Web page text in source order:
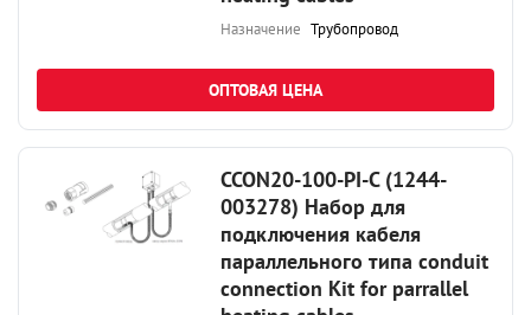
Назначение Трубопровод
ОПТОВАЯ ЦЕНА
CCON20-100-PI-C (1244-
003278) Набор для
подключения кабеля
параллельного типа conduit
connection Kit for parrallel